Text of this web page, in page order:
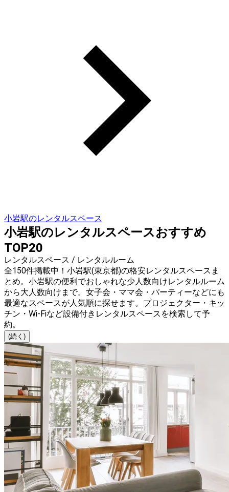
小岩駅のレンタルスペース
小岩駅のレンタルスペースおすすめ
TOP20
レンタルスペース / レンタルルーム
全150件掲載中！小岩駅(東京都)の格安レンタルスペースま
とめ。小岩駅の便利でおしゃれな少人数向けレンタルルーム
から大人数向けまで。女子会・ママ会・パーティーなどにも
最適なスペースが人気順に探せます。プロジェクター・キッ
チン・Wi-Fiなど設備付きレンタルスペースを検索して予
約。
(続く)